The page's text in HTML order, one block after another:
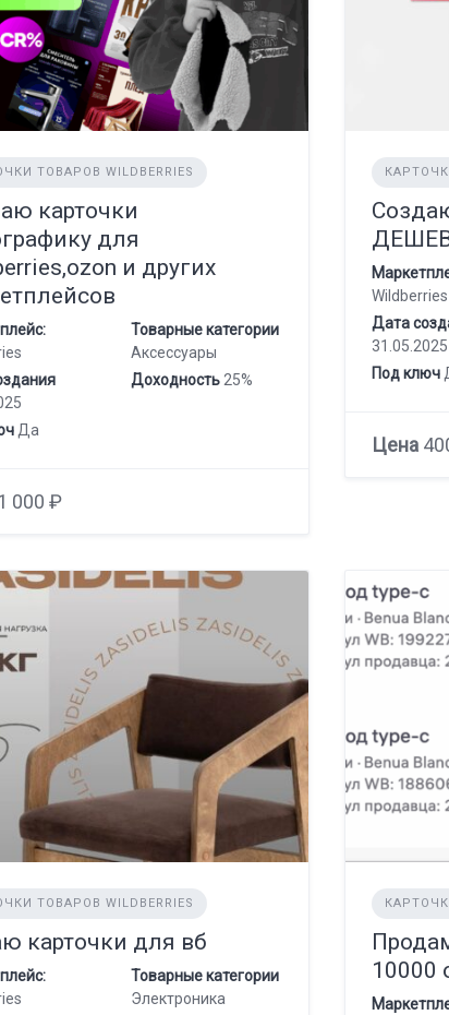
ТОВАРОВ WILDBERRIES
карточки
для
и других
Товарные категории
Аксессуары
Доходность 25%
Да
000 ₽
Wildberries
Дата
31.05.2025
Под ключ
Цена
ТОВАРОВ WILDBERRIES
карточки для вб
Товарные категории
Электроника
10000